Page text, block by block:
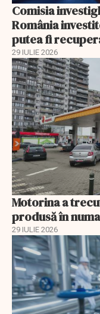
Comisia
România
putea fi
29 IULIE 2026
Motorina a
produsă în
29 IULIE 2026